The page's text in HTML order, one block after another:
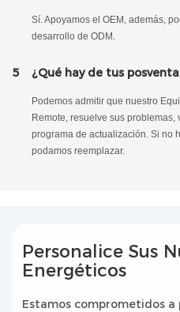
Sí. Apoyamos el OEM, además,
desarrollo de ODM.
5 ¿Qué hay de tus
Podemos admitir que nuestro
Remote, resuelve sus
programa de actualización. Si no
podamos reemplazar.
Personalice Sus
Energéticos
Estamos comprometidos a